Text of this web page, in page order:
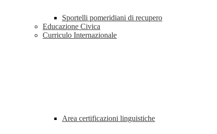
Sportelli pomeridiani di recupero
Educazione Civica
Curriculo Internazionale
Area certificazioni linguistiche